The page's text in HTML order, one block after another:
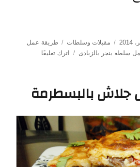
التصنيفات
مقبلات وسلطات الوسوم
طريقة عمل
سلطة بنجر بالزبادى اترك تعليقًا
جلاش بالبسطرمة